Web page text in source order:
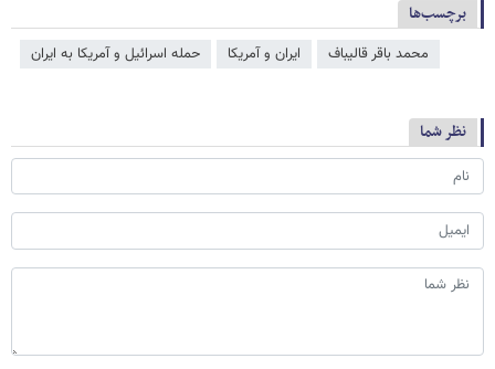
برچسب‌ها
محمد باقر قالیباف ایران و آمریکا حمله اسرائیل و آمریکا به ایران
نظر شما